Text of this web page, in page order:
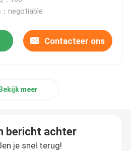
ringen
：negotiable
Contacteer ons
Bekijk meer
bericht achter
je snel terug!